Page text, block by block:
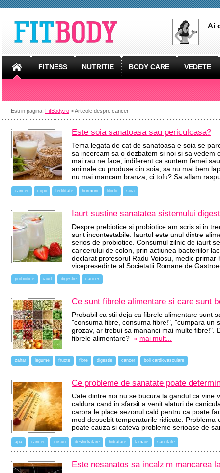
Ai
FITNESS NUTRITIE BODY CARE VEDETE
Esti in pagina: FitBody.ro > Articole despre cancer
Este soia sanatoasa sau periculoasa?
Tema legata de cat de sanatoasa e soia se
sa incercam sa o dezbatem si noi si sa vedem
mai rau ne face, indiferent ca suntem femei
animale cu produse din soia, sa nu mai bem
nu mai mancam branza, ci tofu? Sa aflam
cancer copii fertilitate hormoni libido soia
Iaurt sustine sanatatea sistemului
Despre prebiotice si probiotice am scris si in
sunt incontestabile. Iaurtul este unul dintre
serios de probiotice. Consumul zilnic de iaurt
cancerului de colon, prin actiunea bacteriilor
declarat profesorul Radu Voiosu, medic
vicepresedinte al Societatii Romane de
probiotice iaurt digestie cancer
Ce sunt fibrele alimentare si care sunt
Probabil ca stii deja ca fibrele alimentare sunt
"consuma fibre, consuma fibre!", "cumpara un
grozav, ar trebui sa mananci mai multe fibre!".
fibrele alimentare? » mai mult...
zahar legume fructe fibre digestie cancer boli cardiovasculare
Ce probleme de sanatate poate
Cate dintre noi nu se bucura la gandul ca vine
caldura cand in sfarsit a venit alaturi de
carora le place sezonul cald pentru ca poate
mod deosebit temperaturile ridicate. Problema
poate cauza si cateva probleme serioase de
apa cancer cosuri deshidratare hidratare lamaie sanatate
Este nesanatos sa incalzim mancarea